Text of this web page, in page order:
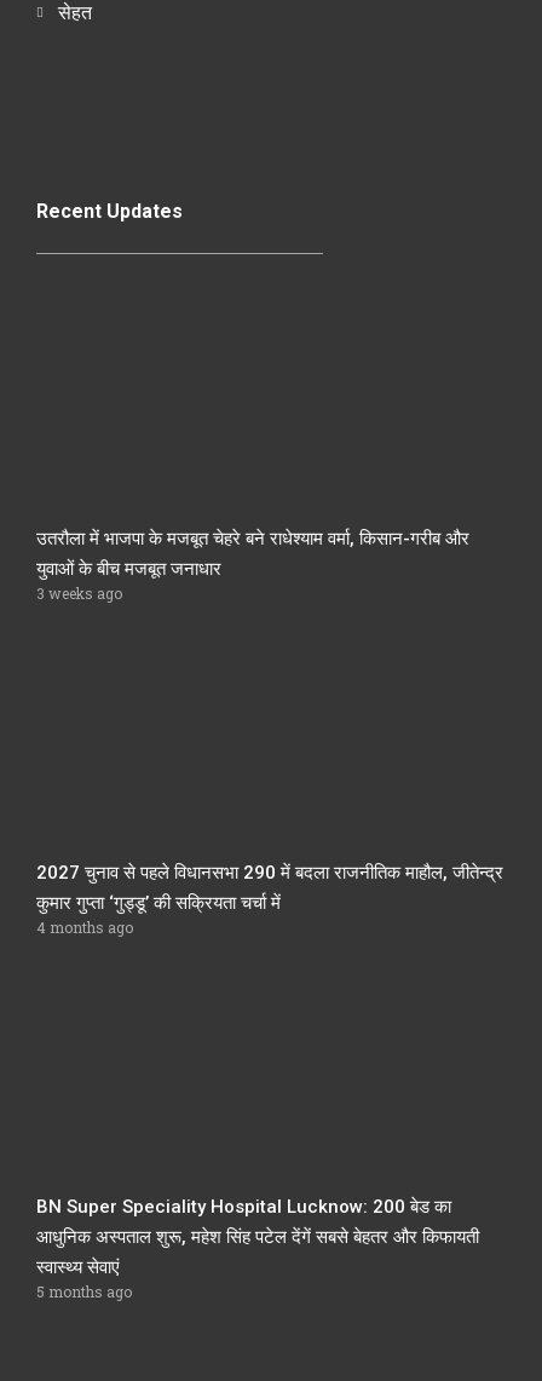
सेहत
Recent Updates
उतरौला में भाजपा के मजबूत चेहरे बने राधेश्याम वर्मा, किसान-गरीब और
युवाओं के बीच मजबूत जनाधार
3 weeks ago
2027 चुनाव से पहले विधानसभा 290 में बदला राजनीतिक माहौल, जीतेन्द्र
कुमार गुप्ता ‘गुड्डू’ की सक्रियता चर्चा में
4 months ago
BN Super Speciality Hospital Lucknow: 200 बेड का
आधुनिक अस्पताल शुरू, महेश सिंह पटेल देंगें सबसे बेहतर और किफायती
स्वास्थ्य सेवाएं
5 months ago